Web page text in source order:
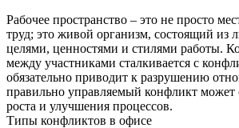
Рабочее пространство – это не просто
труд; это живой организм, состоящий из
целями, ценностями и стилями работы.
между участниками сталкивается с
обязательно приводит к разрушению
правильно управляемый конфликт может
роста и улучшения процессов.
Типы конфликтов в офисе